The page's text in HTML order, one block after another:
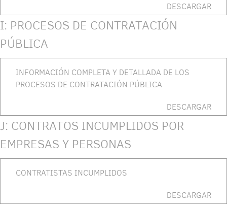
DESCARGAR
I: PROCESOS DE CONTRATACIÓN
PÚBLICA
INFORMACIÓN COMPLETA Y DETALLADA DE LOS
PROCESOS DE CONTRATACIÓN PÚBLICA
DESCARGAR
J: CONTRATOS INCUMPLIDOS POR
EMPRESAS Y PERSONAS
CONTRATISTAS INCUMPLIDOS
DESCARGAR